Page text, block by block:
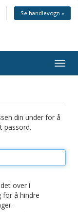
Se handlevogn »
din under for å
passord.
over i
for å hindre